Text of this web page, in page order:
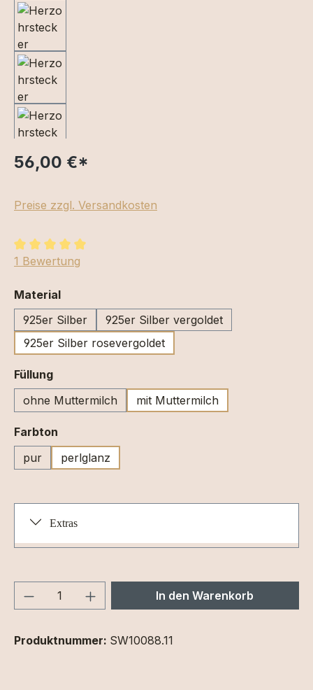
56,00 €*
Preise zzgl. Versandkosten
Durchschnittliche Bewertung von 5 von 5 Sternen
1 Bewertung
Materialauswählen
925er Silber
925er Silber vergoldet
925er Silber rosevergoldet
Füllungauswählen
ohne Muttermilch
mit Muttermilch
Farbton
pur
perlglanz
Extras
Produkt Anzahl: Gib denIn den Warenkorb
Produktnummer: SW10088.11